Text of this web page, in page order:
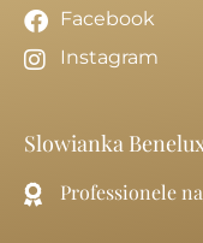
Facebook
Instagram
Slowianka
Professionele